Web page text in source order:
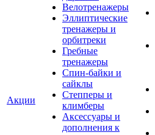
Акции
Велотренажеры
Эллиптические
тренажеры и
орбитреки
Гребные
тренажеры
Спин-байки и
сайклы
Степперы и
климберы
Аксессуары и
дополнения к